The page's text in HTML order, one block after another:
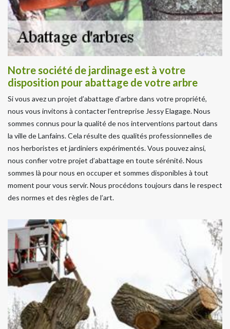
Notre société de jardinage est à votre
disposition pour abattage de votre arbre
Si vous avez un projet d’abattage d’arbre dans votre propriété,
nous vous invitons à contacter l’entreprise Jessy Elagage. Nous
sommes connus pour la qualité de nos interventions partout dans
la ville de Lanfains. Cela résulte des qualités professionnelles de
nos herboristes et jardiniers expérimentés. Vous pouvez ainsi,
nous confier votre projet d’abattage en toute sérénité. Nous
sommes là pour nous en occuper et sommes disponibles à tout
moment pour vous servir. Nous procédons toujours dans le respect
des normes et des règles de l’art.